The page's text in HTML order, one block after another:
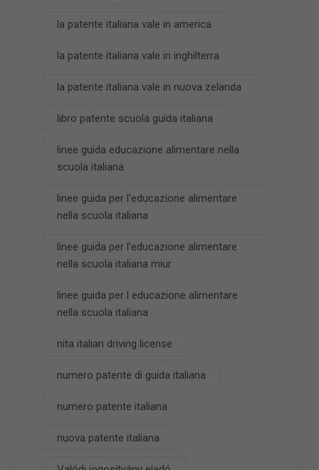
la patente italiana vale in america
la patente italiana vale in inghilterra
la patente italiana vale in nuova zelanda
libro patente scuola guida italiana
linee guida educazione alimentare nella
scuola italiana
linee guida per l'educazione alimentare
nella scuola italiana
linee guida per l'educazione alimentare
nella scuola italiana miur
linee guida per l educazione alimentare
nella scuola italiana
nita italian driving license
numero patente di guida italiana
numero patente italiana
nuova patente italiana